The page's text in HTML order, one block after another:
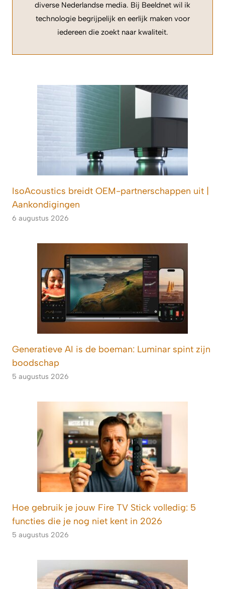
diverse Nederlandse media. Bij Beeldnet wil ik
technologie begrijpelijk en eerlijk maken voor
iedereen die zoekt naar kwaliteit.
IsoAcoustics breidt OEM-partnerschappen uit |
Aankondigingen
6 augustus 2026
Generatieve AI is de boeman: Luminar spint zijn
boodschap
5 augustus 2026
Hoe gebruik je jouw Fire TV Stick volledig: 5
functies die je nog niet kent in 2026
5 augustus 2026